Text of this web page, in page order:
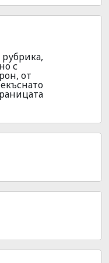
с
от